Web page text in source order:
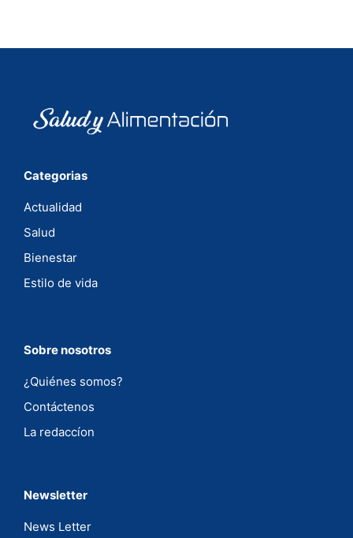
Categorias
Actualidad
Salud
Bienestar
Estilo de vida
Sobre nosotros
¿Quiénes somos?
Contáctenos
La redaccíon
Newsletter
News Letter